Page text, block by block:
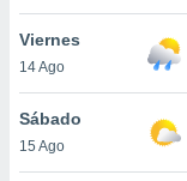
Viernes
14 Ago
Sábado
15 Ago